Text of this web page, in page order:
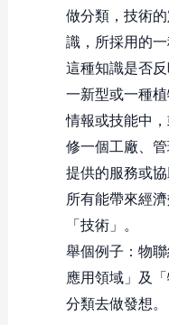
做分類，技術
識，所採用的
這種知識是否
一新型或一種
情報或技能中
修一個工廠、
提供的服務或
所有能帶來經
「技術」。
舉個例子：物
應用領域」及
分類去做發想。